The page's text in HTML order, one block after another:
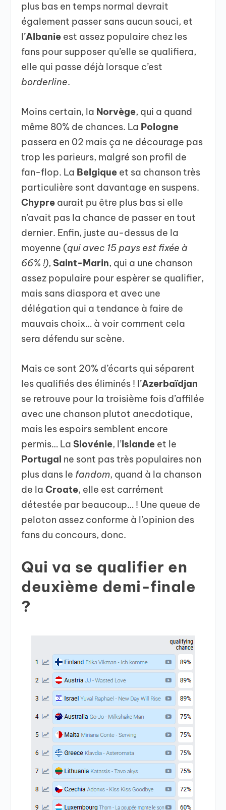
plus bas en temps normal devrait
également passer sans aucun souci, et
l’Albanie est assez populaire chez les
fans pour supposer qu’elle se qualifiera,
elle qui passe déjà lorsque c’est
borderline.
Moins certain, la Norvège, qui a quand
même 80% de chances. La Pologne
passera en 02 mais ça ne décourage pas
trop les parieurs, malgré son profil de
fan-flop. La Belgique et sa chanson très
particulière sont davantage en suspens.
Chypre aurait pu être plus bas si elle
n’avait pas la chance de passer en tout
dernier. Enfin, juste au-dessus de la
moyenne (qui avec 15 pays est fixée à
66% !), Saint-Marin, qui a une chanson
assez populaire pour espèrer se qualifier,
mais sans diaspora et avec une
délégation qui a tendance à faire de
mauvais choix… à voir comment cela
sera défendu sur scène.
Mais ce sont 20% d’écarts qui séparent
les qualifiés des éliminés ! l’Azerbaïdjan
se retrouve pour la troisième fois d’affilée
avec une chanson plutot anecdotique,
mais les espoirs semblent encore
permis… La Slovénie, l’Islande et le
Portugal ne sont pas très populaires non
plus dans le fandom, quand à la chanson
de laCroate, elle est carrément
détestée par beaucoup… ! Une queue de
peloton assez conforme à l’opinion des
fans du concours, donc.
Qui va se qualifier en
deuxième demi-finale
?